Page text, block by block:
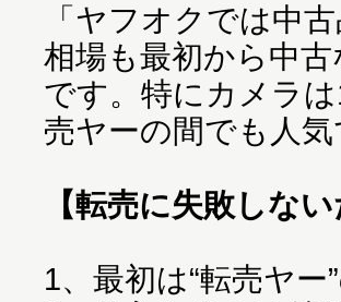
「ヤフオクでは中
相場も最初から中
です。特にカメラ
売ヤーの間でも人気
【転売に失敗しな
1、最初は“転売ヤ